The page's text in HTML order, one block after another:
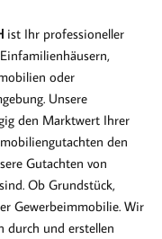
ist Ihr professioneller
oder
Unsere
den Marktwert Ihrer
den
Gutachten von
Ob Grundstück,
Gewerbeimmobilie. Wir
durch und erstellen